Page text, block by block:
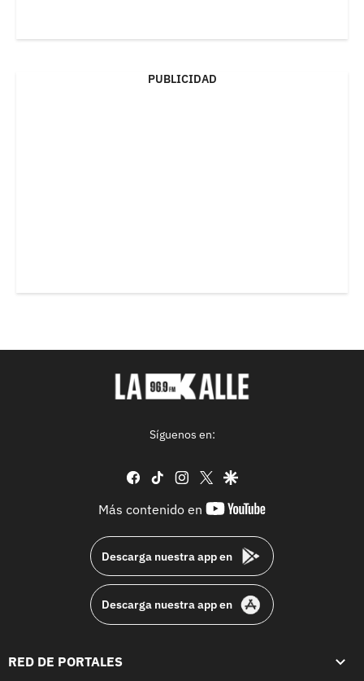
PUBLICIDAD
Síguenos en:
facebook
tiktok instagram
twittergoogle
Más contenido en
youtube-
Descarga nuestra app en
Descarga nuestra app en
RED DE PORTALES